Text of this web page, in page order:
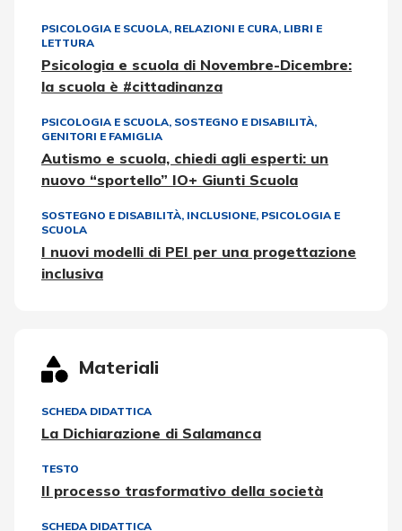
PSICOLOGIA E SCUOLA, RELAZIONI E CURA, LIBRI E
LETTURA
Psicologia e scuola di Novembre-Dicembre:
la scuola è #cittadinanza
PSICOLOGIA E SCUOLA, SOSTEGNO E DISABILITÀ,
GENITORI E FAMIGLIA
Autismo e scuola, chiedi agli esperti: un
nuovo “sportello” IO+ Giunti Scuola
SOSTEGNO E DISABILITÀ, INCLUSIONE, PSICOLOGIA E
SCUOLA
I nuovi modelli di PEI per una progettazione
inclusiva
Materiali
SCHEDA DIDATTICA
La Dichiarazione di Salamanca
TESTO
Il processo trasformativo della società
SCHEDA DIDATTICA